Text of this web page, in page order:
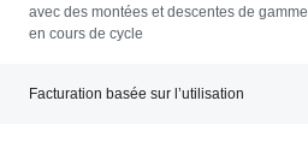
avec des montées et descentes de gamme
en cours de cycle
Facturation basée sur l’utilisation